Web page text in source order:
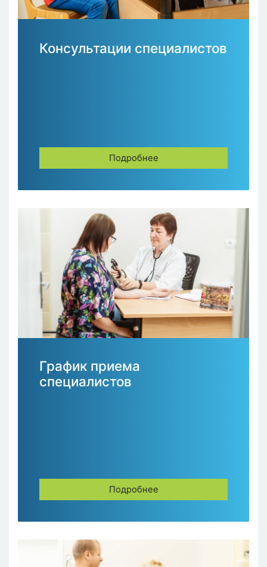
Консультации специалистов
Подробнее
График приема
специалистов
Подробнее